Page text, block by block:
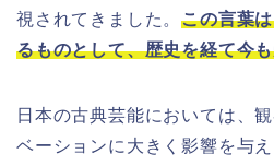
視されてきました。この言葉
るものとして、歴史を経て今
日本の古典芸能においては、
ベーションに大きく影響を与